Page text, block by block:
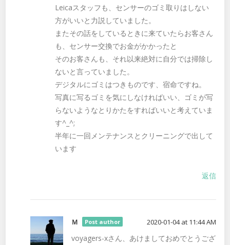
Leicaスタッフも、センサーのゴミ取りはしない
方がいいと力説していました。
またその話をしているときに来ていたらお客さん
も、センサー交換でお金がかかったと
そのお客さんも、それ以来絶対に自分では掃除し
ないと言っていました。
デジタルにゴミはつきものです、宿命ですね。
写真に写るゴミを気にしなければいい、ゴミが写
らないようなとりかたをすればいいと考えていま
す^_^;
半年に一回メンテナンスとクリーニングで出して
います
返信
Ｍ Post author 2020-01-04 at 11:44 AM
voyagers-xさん、あけましておめでとうござ